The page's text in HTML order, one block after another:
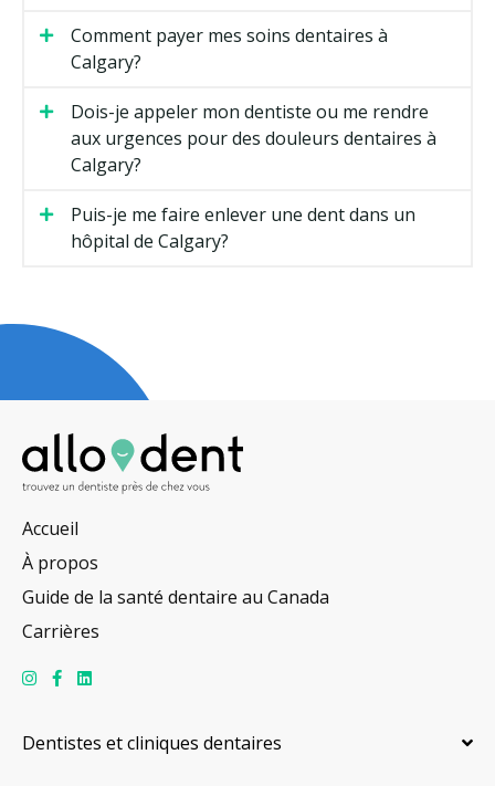
Comment payer mes soins dentaires à
Calgary?
Dois-je appeler mon dentiste ou me rendre
aux urgences pour des douleurs dentaires à
Calgary?
Puis-je me faire enlever une dent dans un
hôpital de Calgary?
Accueil
À propos
Guide de la santé dentaire au Canada
Carrières
Dentistes et cliniques dentaires